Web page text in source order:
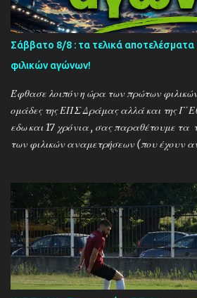
Σάββατο 8/8 : τα τελικά
φιλικών αγώνων!
Έφθασε λοιπόν η ώρα των πρώτων
ομάδες της ΕΠΣ Δράμας αλλά και της
εδω και 17 χρόνια , σας παραθέτουμε τα
των φιλικών αναμετρήσεων (που έχουν
Ξηροποτάμος - Νευροκοπι 2-2 Α.Ο.
Μαυρόβατος - Αμπελοκηποι 0-2 Κ17
(7/8)
--------- Ν. Αμισος - Νεοχώρι Σερρών